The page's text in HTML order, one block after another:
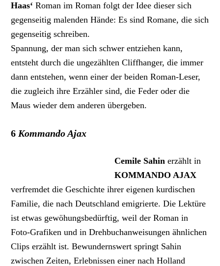
Haas‘Roman im Roman folgt der Idee dieser sich
gegenseitig malenden Hände: Es sind Romane, die sich
gegenseitig schreiben.
Spannung, der man sich schwer entziehen kann,
entsteht durch die ungezählten Cliffhanger, die immer
dann entstehen, wenn einer der beiden Roman-Leser,
die zugleich ihre Erzähler sind, die Feder oder die
Maus wieder dem anderen übergeben.
6 Kommando Ajax
Cemile Sahinerzählt in
KOMMANDO AJAX
verfremdet die Geschichte ihrer eigenen kurdischen
Familie, die nach Deutschland emigrierte. Die Lektüre
ist etwas gewöhungsbedürftig, weil der Roman in
Foto-Grafiken und in Drehbuchanweisungen ähnlichen
Clips erzählt ist. Bewundernswert springt Sahin
zwischen Zeiten, Erlebnissen einer nach Holland